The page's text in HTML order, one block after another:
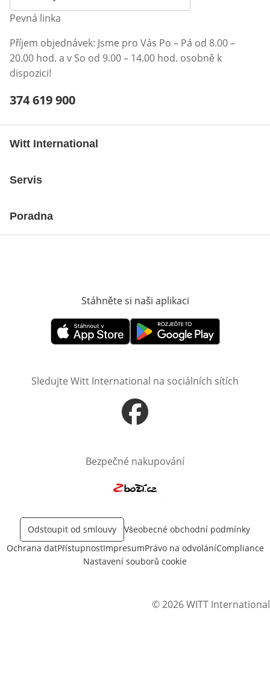
Pevná linka
Příjem objednávek: Jsme pro Vás Po – Pá od 8.00 –
20.00 hod. a v So od 9.00 – 14.00 hod. osobně k
dispozici!
Telefonní číslo:
374 619 900
Witt International
Servis
Poradna
Stáhněte si naši aplikaci
Otevře v novém okněOtevře v novém okně
Sledujte Witt International na sociálních sítích
Otevře v novém okně
Bezpečné nakupování
Odstoupit od smlouvy
Všeobecné obchodní podmínky
Ochrana datPřístupnostImpresumPrávo na odvoláníCompliance
Nastavení souborů cookie
© 2026 WITT International